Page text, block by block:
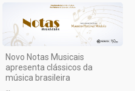
Novo Notas Musicais
apresenta clássicos da
música brasileira